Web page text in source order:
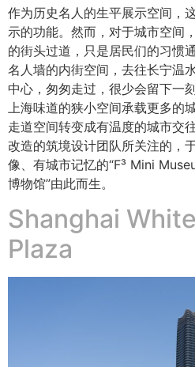
作为历史名人的生平展示空间，
示的功能。然而，对于城市空间
的街头过道，只是居民们的习惯
名人墙的内街空间，去往长宁温
中心，匆匆走过，很少会留下一
上海味道的狭小空间承载更多的
走道空间转变成有温度的城市交
改造的筑境设计团队所关注的，
像、有城市记忆的“F³ Mini
博物馆”由此而生。
Shanghai
Plaza